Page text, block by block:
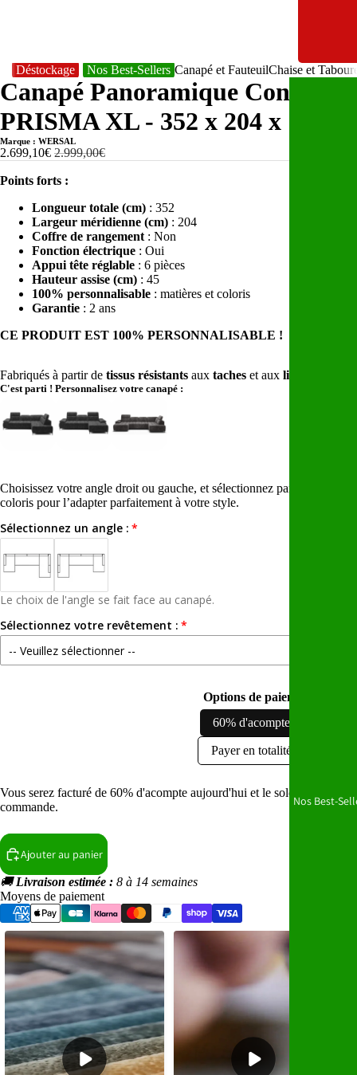
Nos Best-
Déstockage Nos Best-Sellers Canapé et FauteuilChaise et
Canapé Panoramique
PRISMA XL - 352 x 204 x 177
Marque : WERSAL
2.699,10€ 2.999,00€
Points forts :
Longueur totale (cm) : 352
Largeur méridienne (cm) : 204
Coffre de rangement : Non
Fonction électrique : Oui
Appui tête réglable : 6 pièces
Hauteur assise (cm) : 45
100% personnalisable : matières et coloris
Garantie : 2 ans
CE PRODUIT EST 100% PERSONNALISABLE !
Fabriqués à partir de tissus résistants aux taches et aux liquides.
C'est parti ! Personnalisez votre canapé :
Choisissez votre angle droit ou gauche, et sélectionnez parmi une
coloris pour l’adapter parfaitement à votre style.
Sélectionnez un angle :
Le choix de l'angle se fait face au canapé.
Sélectionnez votre revêtement :
-- Veuillez sélectionner --
ARAGON (Tissu Antitaches et Waterproof)
ARTICO (Tissu amis des animaux et Waterproof)
BUBBLE (Tissu Antitaches et Waterproof)
SALVADOR (Tissu amis des animaux et Waterproof)
TILIA (Tissu velours côtelé épais)
POSO (Tissu amis des animaux et Waterproof)
Options de paiement
60% d'acompte
Payer en totalité
Vous serez facturé de 60% d'acompte aujourd'hui et le solde restant
commande.
Ajouter au panier
🚚Livraison estimée : 8 à 14 semaines
Moyens de paiement